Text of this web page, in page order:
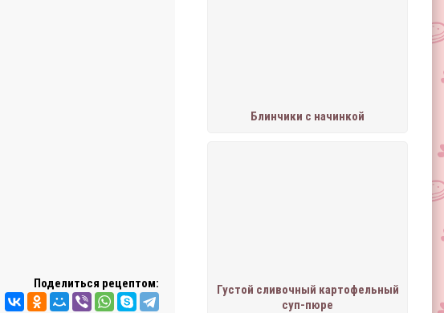
Блинчики с начинкой
Густой сливочный картофельный
суп-пюре
Поделиться рецептом: